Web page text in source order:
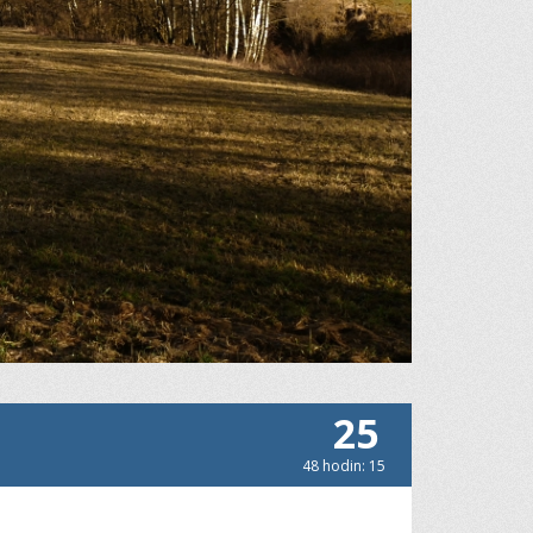
25
48 hodin: 15